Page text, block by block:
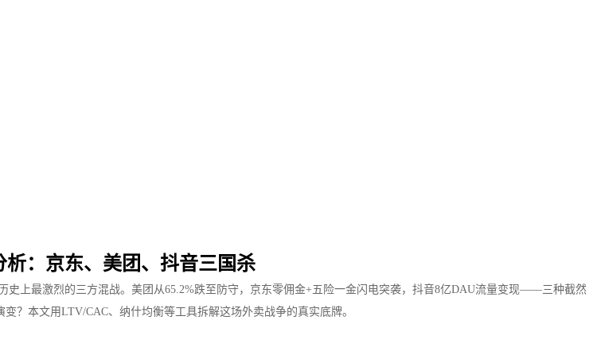
析：京东、美团、抖音三国杀
史上最激烈的三方混战。美团从65.2%跌至防守，京东零佣金+五险一金闪电突袭，抖音8亿DAU流量变现——三种截然
？本文用LTV/CAC、纳什均衡等工具拆解这场外卖战争的真实底牌。